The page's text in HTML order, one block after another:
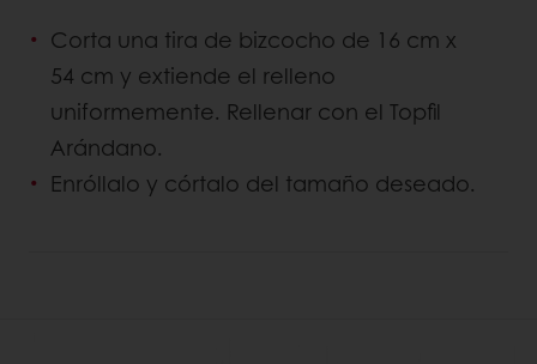
Corta una tira de bizcocho de 16 cm x
54 cm y extiende el relleno
uniformemente. Rellenar con el Topfil
Arándano.
Enróllalo y córtalo del tamaño deseado.